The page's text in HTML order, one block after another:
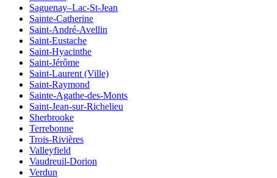
Saguenay–Lac-St-Jean
Sainte-Catherine
Saint-André-Avellin
Saint-Eustache
Saint-Hyacinthe
Saint-Jérôme
Saint-Laurent (Ville)
Saint-Raymond
Sainte-Agathe-des-Monts
Saint-Jean-sur-Richelieu
Sherbrooke
Terrebonne
Trois-Rivières
Valleyfield
Vaudreuil-Dorion
Verdun